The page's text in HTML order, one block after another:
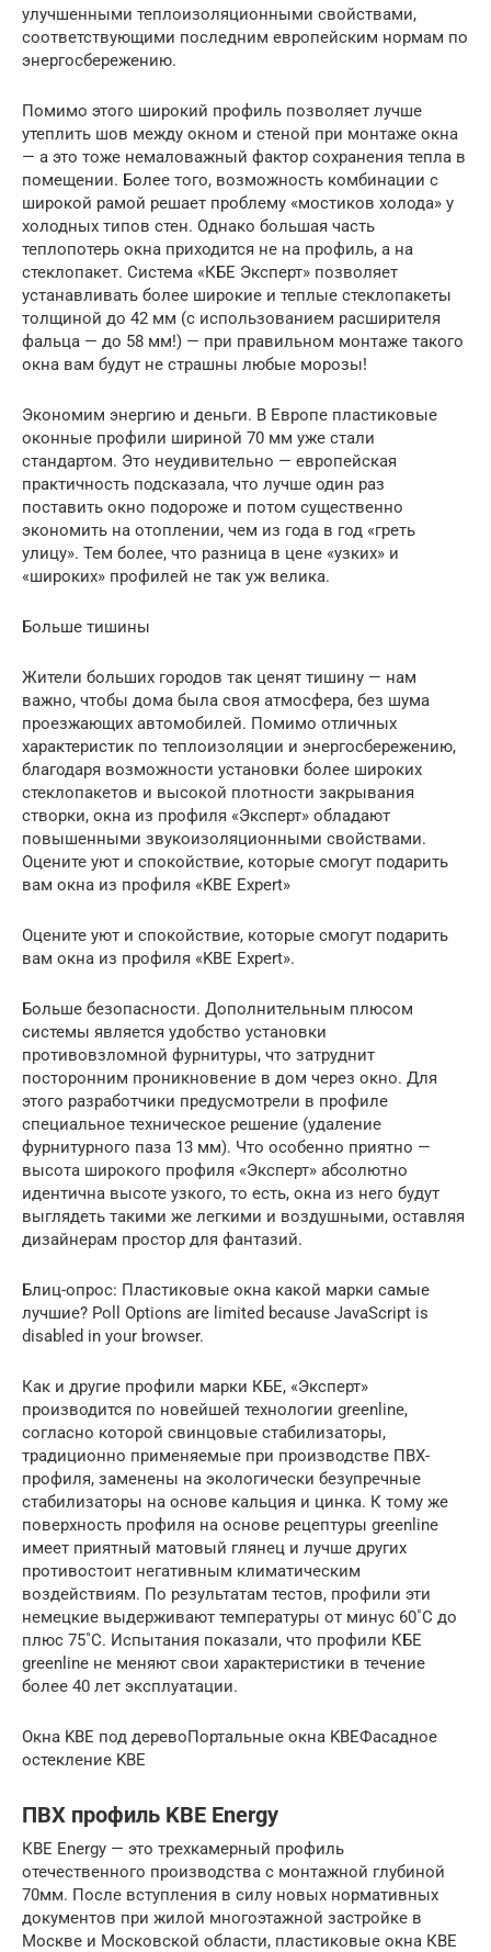
улучшенными теплоизоляционными свойствами,
соответствующими последним европейским нормам по
энергосбережению.
Помимо этого широкий профиль позволяет лучше
утеплить шов между окном и стеной при монтаже окна
— а это тоже немаловажный фактор сохранения тепла в
помещении. Более того, возможность комбинации с
широкой рамой решает проблему «мостиков холода» у
холодных типов стен. Однако большая часть
теплопотерь окна приходится не на профиль, а на
стеклопакет. Система «КБЕ Эксперт» позволяет
устанавливать более широкие и теплые стеклопакеты
толщиной до 42 мм (с использованием расширителя
фальца — до 58 мм!) — при правильном монтаже такого
окна вам будут не страшны любые морозы!
Экономим энергию и деньги. В Европе пластиковые
оконные профили шириной 70 мм уже стали
стандартом. Это неудивительно — европейская
практичность подсказала, что лучше один раз
поставить окно подороже и потом существенно
экономить на отоплении, чем из года в год «греть
улицу». Тем более, что разница в цене «узких» и
«широких» профилей не так уж велика.
Больше тишины
Жители больших городов так ценят тишину — нам
важно, чтобы дома была своя атмосфера, без шума
проезжающих автомобилей. Помимо отличных
характеристик по теплоизоляции и энергосбережению,
благодаря возможности установки более широких
стеклопакетов и высокой плотности закрывания
створки, окна из профиля «Эксперт» обладают
повышенными звукоизоляционными свойствами.
Оцените уют и спокойствие, которые смогут подарить
вам окна из профиля «KBE Expert»
Оцените уют и спокойствие, которые смогут подарить
вам окна из профиля «KBE Expert».
Больше безопасности. Дополнительным плюсом
системы является удобство установки
противовзломной фурнитуры, что затруднит
посторонним проникновение в дом через окно. Для
этого разработчики предусмотрели в профиле
специальное техническое решение (удаление
фурнитурного паза 13 мм). Что особенно приятно —
высота широкого профиля «Эксперт» абсолютно
идентична высоте узкого, то есть, окна из него будут
выглядеть такими же легкими и воздушными, оставляя
дизайнерам простор для фантазий.
Блиц-опрос: Пластиковые окна какой марки самые
лучшие? Poll Options are limited because JavaScript is
disabled in your browser.
Как и другие профили марки КБЕ, «Эксперт»
производится по новейшей технологии greenline,
согласно которой свинцовые стабилизаторы,
традиционно применяемые при производстве ПВХ-
профиля, заменены на экологически безупречные
стабилизаторы на основе кальция и цинка. К тому же
поверхность профиля на основе рецептуры greenline
имеет приятный матовый глянец и лучше других
противостоит негативным климатическим
воздействиям. По результатам тестов, профили эти
немецкие выдерживают температуры от минус 60˚С до
плюс 75˚С. Испытания показали, что профили КБЕ
greenline не меняют свои характеристики в течение
более 40 лет эксплуатации.
Окна KBE под деревоПортальные окна KBEФасадное
остекление KBE
ПВХ профиль KBE Energy
КВЕ Energy — это трехкамерный профиль
отечественного производства с монтажной глубиной
70мм. После вступления в силу новых нормативных
документов при жилой многоэтажной застройке в
Москве и Московской области, пластиковые окна КВЕ